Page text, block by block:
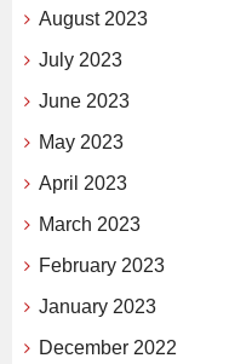
August 2023
July 2023
June 2023
May 2023
April 2023
March 2023
February 2023
January 2023
December 2022